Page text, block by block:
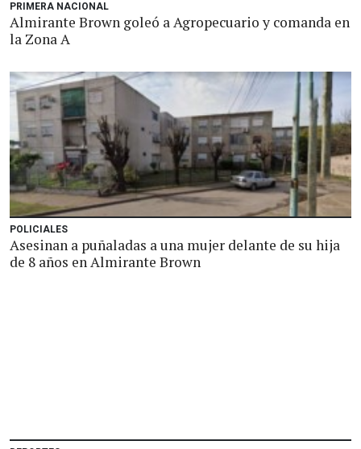
PRIMERA NACIONAL
Almirante Brown goleó a Agropecuario y comanda en
la Zona A
POLICIALES
Asesinan a puñaladas a una mujer delante de su hija
de 8 años en Almirante Brown